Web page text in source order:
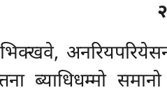
भिक्खवे,
ब्याधिधम्मो